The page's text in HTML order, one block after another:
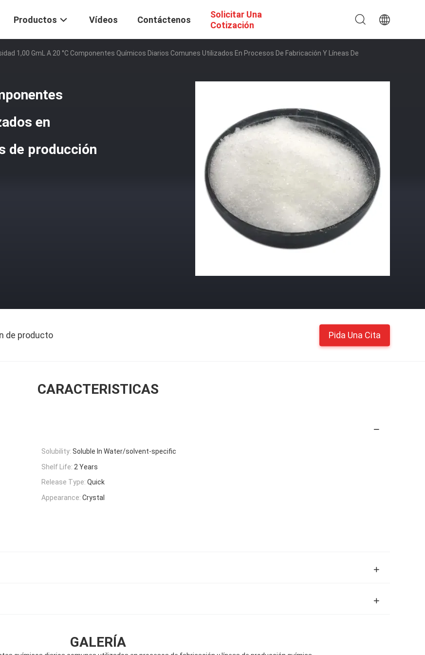
Productos Vídeos Contáctenos
Solicitar Una
Cotización
1,00 GmL A 20 °C Componentes Químicos Diarios Comunes Utilizados En Procesos De Fabricación Y Líneas De
en
de producción
de producto Pida Una Cita
CARACTERISTICAS
Solubility: Soluble In Water/solvent-specific
Shelf Life: 2 Years
Release Type: Quick
Appearance: Crystal
GALERÍA